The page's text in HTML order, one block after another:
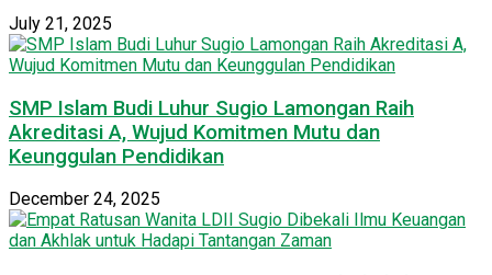
July 21, 2025
SMP Islam Budi Luhur Sugio Lamongan Raih
Akreditasi A, Wujud Komitmen Mutu dan
Keunggulan Pendidikan
December 24, 2025